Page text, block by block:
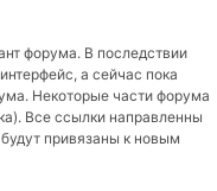
форума. В последствии
а сейчас пока
Некоторые части форума
Все ссылки направленны
привязаны к новым